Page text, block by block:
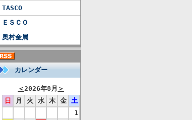
TASCO
ＥＳＣＯ
奥村金属
カレンダー
＜ 2026年8月 ＞
日
月 火 水 木 金
土
1